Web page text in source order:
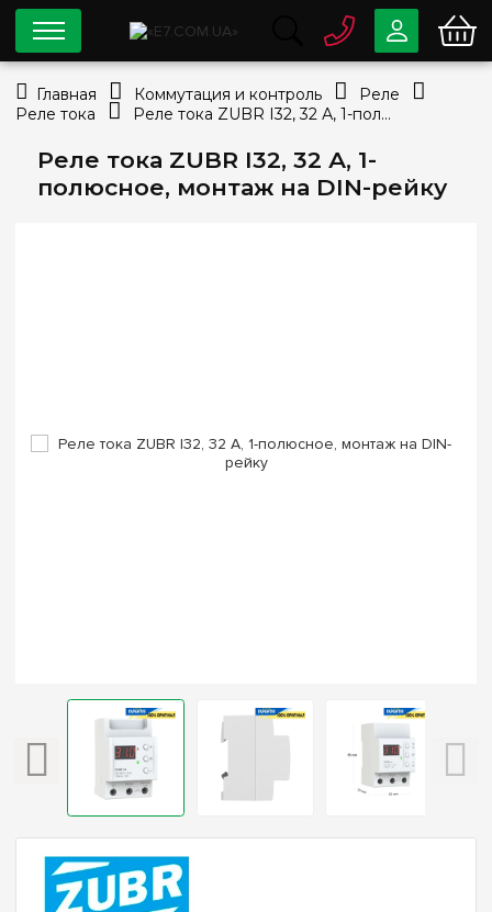
Реле тока ZUBR I32, 32 А, 1-
полюсное, монтаж на DIN-рейку
0 80033-63-07
info@e7.com.ua
044334-79-78
Viber Telegram
Главная Коммутация и контроль
Реле
Реле тока
Реле тока ZUBR I32, 32 А, 1-полюсное, монтаж на DIN-рейку